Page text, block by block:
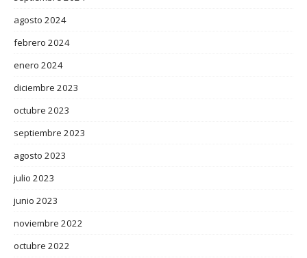
agosto 2024
febrero 2024
enero 2024
diciembre 2023
octubre 2023
septiembre 2023
agosto 2023
julio 2023
junio 2023
noviembre 2022
octubre 2022